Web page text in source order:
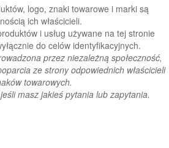
logo, znaki towarowe i marki są
ich właścicieli.
i usług używane na tej stronie
do celów identyfikacyjnych.
przez niezależną społeczność,
ze strony odpowiednich właścicieli
towarowych.
masz jakieś pytania lub zapytania.